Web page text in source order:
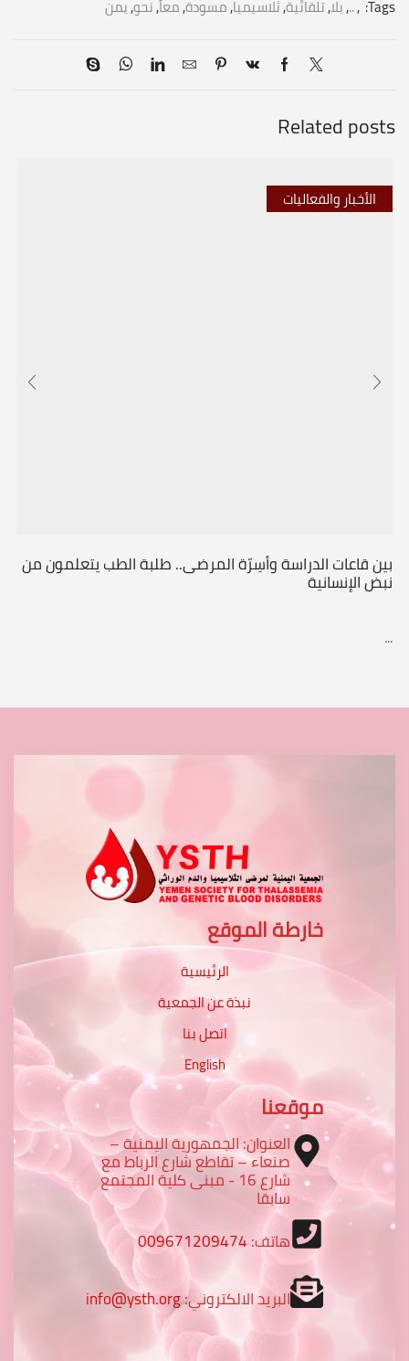
Tags:
,
..
,بلا,تلقائية,ثلاسيميا,مسودة,معاً,نحو,يمن
Related posts
الأخبار والفعاليات
بين قاعات الدراسة وأسِرّة المرضى.. طلبة الطب يتعلمون من
نبض الإنسانية
...
خارطة الموقع
الرئيسية
نبذة عن الجمعية
اتصل بنا
English
موقعنا
العنوان: الجمهورية اليمنية –
صنعاء – تقاطع شارع الرباط مع
شارع 16 - مبنى كلية المجتمع
سابقا
هاتف:009671209474
البريد الالكتروني:info@ysth.org